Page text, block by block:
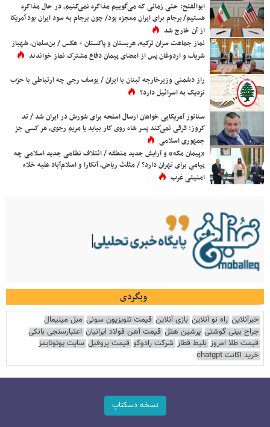
ابوالفتح: حتی زمانی که می‌گوییم مذاکره نمی‌کنیم، در حال مذاکره
هستیم/ برجام برای ایران معجزه بود/ چون برجام به سود ایران بود آمریکا
از آن خارج شد
نماز جماعت سران ترکیه، عربستان و پاکستان + عکس / بن‌سلمان، شهباز
شریف و اردوغان پس از امضای پیمان دفاع مشترک نماز خواندند
راز دشمنی وزیرخارجه لبنان با ایران / یوسف رجی چه ارتباطی با حزب
نزدیک به اسرائیل دارد؟
سناتور آمریکایی خواهان ارسال اسلحه برای شورش در ایران شد / تد
کروز: فرقی نمی‌کند پسر شاه روی کار بیاید یا مریم رجوی، هر کسی جز
جمهوری اسلامی
«پیمان مکه» و آرایش جدید منطقه / ائتلاف نظامی جدید اسلامی چه
پیامی برای تهران دارد؟ / مثلث ریاض، آنکارا و اسلام‌آباد علیه خلاء
امنیتی غرب
وبگردی
خبرآنلاین راه نو آنلاین بازی آنلاین قیمت تلویزیون سونی مبل مینیمال
جراح بینی گوشتی پرشین هتل قیمت آهن فولاد ایرانیان اعتبارسنجی بانکی
قیمت طلا امروز بلیط قطار شرکت رادوکو قیمت پروفیل سایت یوتوتایمز
خرید اکانت chatgpt
نسخه دسکتاپ